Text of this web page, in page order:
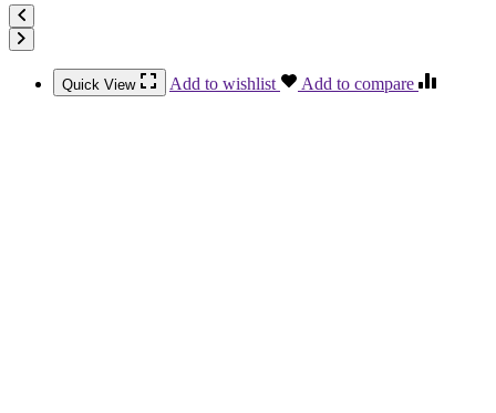
Quick View Add to wishlist Add to compare